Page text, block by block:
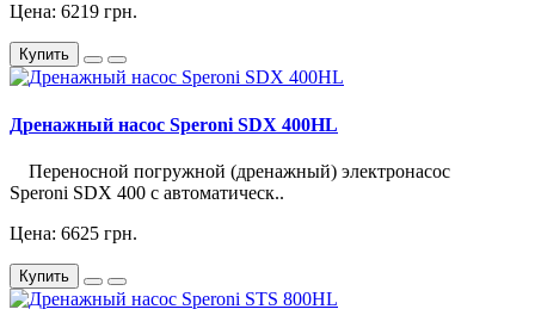
Цена: 6219 грн.
Купить
Дренажный насос Speroni SDX 400HL
Переносной погружной (дренажный) электронасос
Speroni SDX 400 с автоматическ..
Цена: 6625 грн.
Купить